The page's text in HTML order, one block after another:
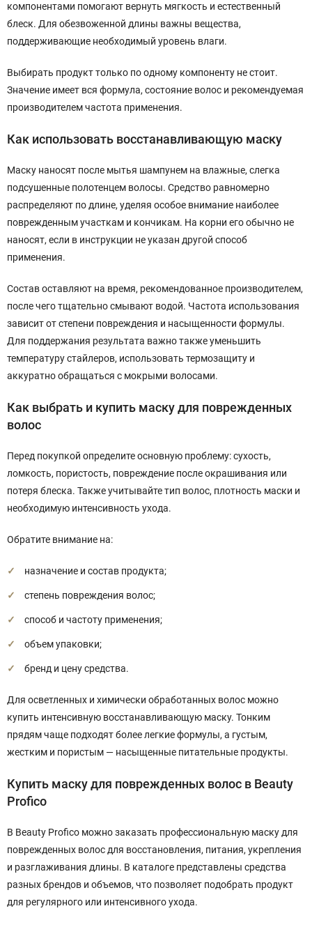
компонентами помогают вернуть мягкость и естественный
блеск. Для обезвоженной длины важны вещества,
поддерживающие необходимый уровень влаги.
Выбирать продукт только по одному компоненту не стоит.
Значение имеет вся формула, состояние волос и рекомендуемая
производителем частота применения.
Как использовать восстанавливающую маску
Маску наносят после мытья шампунем на влажные, слегка
подсушенные полотенцем волосы. Средство равномерно
распределяют по длине, уделяя особое внимание наиболее
поврежденным участкам и кончикам. На корни его обычно не
наносят, если в инструкции не указан другой способ
применения.
Состав оставляют на время, рекомендованное производителем,
после чего тщательно смывают водой. Частота использования
зависит от степени повреждения и насыщенности формулы.
Для поддержания результата важно также уменьшить
температуру стайлеров, использовать термозащиту и
аккуратно обращаться с мокрыми волосами.
Как выбрать и купить маску для поврежденных
волос
Перед покупкой определите основную проблему: сухость,
ломкость, пористость, повреждение после окрашивания или
потеря блеска. Также учитывайте тип волос, плотность маски и
необходимую интенсивность ухода.
Обратите внимание на:
назначение и состав продукта;
степень повреждения волос;
способ и частоту применения;
объем упаковки;
бренд и цену средства.
Для осветленных и химически обработанных волос можно
купить интенсивную восстанавливающую маску. Тонким
прядям чаще подходят более легкие формулы, а густым,
жестким и пористым — насыщенные питательные продукты.
Купить маску для поврежденных волос в Beauty
Profico
В Beauty Profico можно заказать профессиональную маску для
поврежденных волос для восстановления, питания, укрепления
и разглаживания длины. В каталоге представлены средства
разных брендов и объемов, что позволяет подобрать продукт
для регулярного или интенсивного ухода.